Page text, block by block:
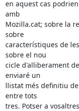
en aquest cas
amb
Mozilla.cat; sobre la
sobre
característiques de
sobre el nou
cicle d'alliberament
enviaré un
llistat més definitiu
entre tots
tres. Potser a